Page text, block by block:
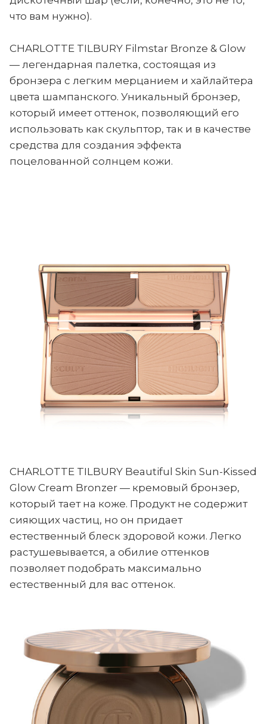
что вам нужно).
CHARLOTTE TILBURY Filmstar Bronze & Glow
— легендарная палетка, состоящая из
бронзера с легким мерцанием и хайлайтера
цвета шампанского. Уникальный бронзер,
который имеет оттенок, позволяющий его
использовать как скульптор, так и в качестве
средства для создания эффекта
поцелованной солнцем кожи.
CHARLOTTE TILBURY Beautiful Skin Sun-Kissed
Glow Cream Bronzer — кремовый бронзер,
который тает на коже. Продукт не содержит
сияющих частиц, но он придает
естественный блеск здоровой кожи. Легко
растушевывается, а обилие оттенков
позволяет подобрать максимально
естественный для вас оттенок.